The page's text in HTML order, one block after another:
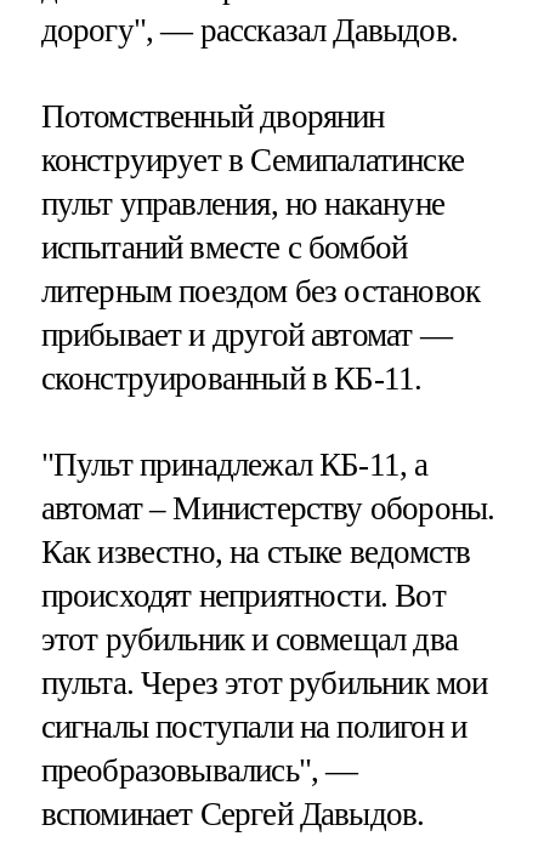
дорогу", — рассказал Давыдов.
Потомственный дворянин
конструирует в Семипалатинске
пульт управления, но накануне
испытаний вместе с бомбой
литерным поездом без остановок
прибывает и другой автомат —
сконструированный в КБ-11.
"Пульт принадлежал КБ-11, а
автомат – Министерству обороны.
Как известно, на стыке ведомств
происходят неприятности. Вот
этот рубильник и совмещал два
пульта. Через этот рубильник мои
сигналы поступали на полигон и
преобразовывались", —
вспоминает Сергей Давыдов.